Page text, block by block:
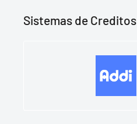
Sistemas de Creditos